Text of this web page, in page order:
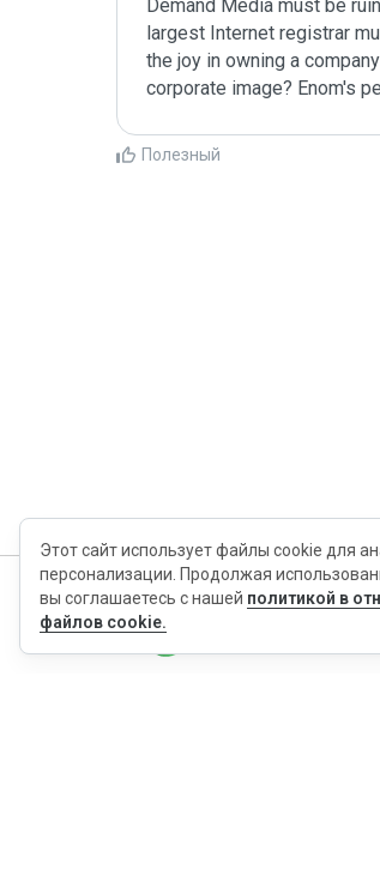
Demand Media must be
largest Internet registrar
the joy in owning a
corporate image? Enom's
Полезный
Этот сайт использует файлы cookie для
персонализации. Продолжая
вы соглашаетесь с нашей политикой в
файлов cookie.